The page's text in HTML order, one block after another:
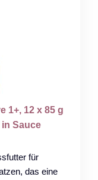
1+, 12 x 85 g
Sauce
für
das eine